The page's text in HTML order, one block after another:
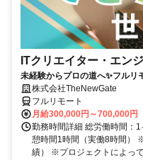
ITクリエイター・エン
未経験からプロの道へ✨フルリ
株式会社TheNewGate
フルリモート
月給300,000円～700,000円
勤務時間詳細 総労働時間：
憩時間1時間（実働8時間）
績） ※プロジェクトによっ